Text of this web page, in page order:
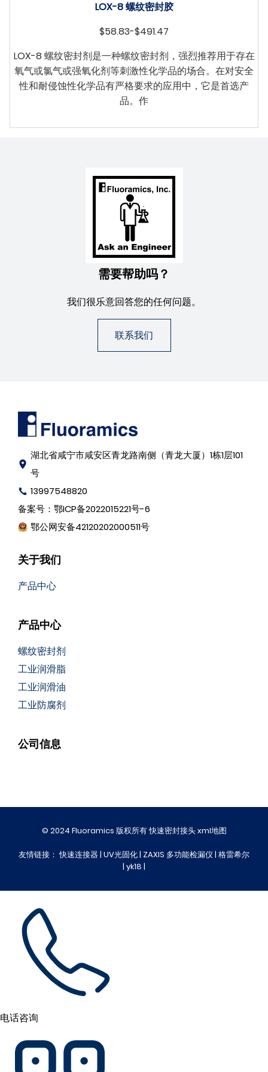
LOX-8 螺纹密封胶
$58.83-$491.47
LOX-8 螺纹密封剂是一种螺纹密封剂，强烈推荐用于存在
氧气或氯气或强氧化剂等刺激性化学品的场合。在对安全
性和耐侵蚀性化学品有严格要求的应用中，它是首选产
品。作
需要帮助吗？
我们很乐意回答您的任何问题。
联系我们
湖北省咸宁市咸安区青龙路南侧（青龙大厦）1栋1层101
号
13997548820
备案号： 鄂ICP备2022015221号-6
鄂公网安备42120202000511号
关于我们
产品中心
产品中心
螺纹密封剂
工业润滑脂
工业润滑油
工业防腐剂
公司信息
© 2024 Fluoramics 版权所有 快速密封接头xml地图
友情链接：快速连接器| UV光固化| ZAXIS 多功能检漏仪| 格雷希尔
| yk18 |
电话咨询